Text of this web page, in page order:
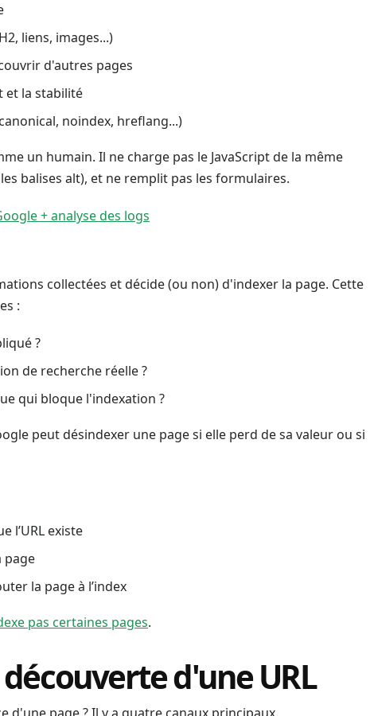
liens, images...)
d'autres pages
et la stabilité
noindex, hreflang...)
un humain. Il ne charge pas le JavaScript de la même
balises alt), et ne remplit pas les formulaires.
+ analyse des logs
collectées et décide (ou non) d'indexer la page. Cette
:
?
de recherche réelle ?
qui bloque l'indexation ?
peut désindexer une page si elle perd de sa valeur ou si
l’URL existe
page
la page à l’index
pas certaines pages.
découverte d'une URL